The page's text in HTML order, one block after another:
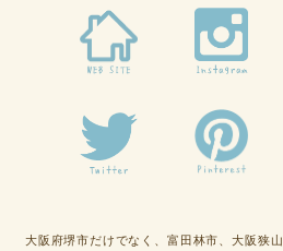
大阪府堺市だけでなく、富田林市、大阪狭